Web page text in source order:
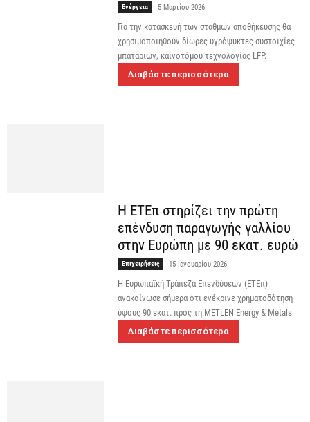
Ενέργεια 5 Μαρτίου 2026
Για την κατασκευή των σταθμών αποθήκευσης θα
χρησιμοποιηθούν δίωρες υγρόψυκτες συστοιχίες
μπαταριών, καινοτόμου τεχνολογίας LFP.
Διαβάστε περισσότερα
Η ΕΤΕπ στηρίζει την πρώτη
επένδυση παραγωγής γαλλίου
στην Ευρώπη με 90 εκατ. ευρώ
Επιχειρήσεις 15 Ιανουαρίου 2026
Η Ευρωπαϊκή Τράπεζα Επενδύσεων (ΕΤΕπ)
ανακοίνωσε σήμερα ότι ενέκρινε χρηματοδότηση
ύψους 90 εκατ. προς τη METLEN Energy & Metals
Διαβάστε περισσότερα